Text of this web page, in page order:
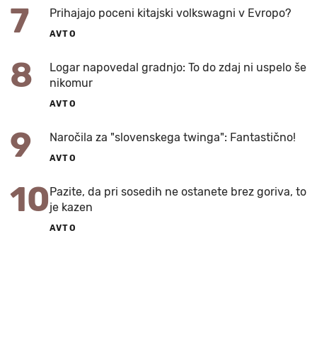
7 Prihajajo poceni kitajski volkswagni v Evropo?
AVTO
8
Logar napovedal gradnjo: To do zdaj ni uspelo še
nikomur
AVTO
9 Naročila za "slovenskega twinga": Fantastično!
AVTO
10Pazite, da pri sosedih ne ostanete brez goriva, to
je kazen
AVTO